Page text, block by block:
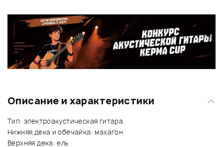
Описание и характеристики
Тип: электроакустическая гитара
Нижняя дека и обечайка: махагон
Верхняя дека: ель